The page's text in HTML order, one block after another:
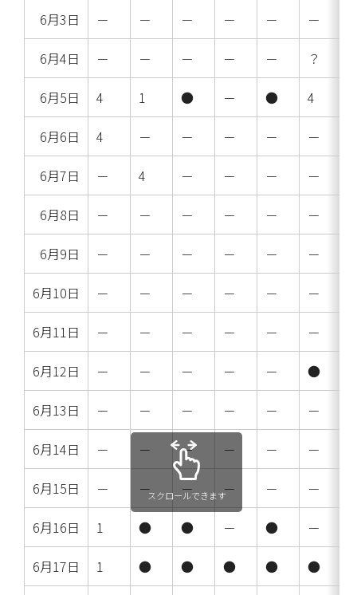
6月3日 － － － － － －
6月4日 － － － － － ？
6月5日 4 1 ● － ● 4
6月6日 4 － － － － －
6月7日 － 4 － － － －
6月8日 － － － － － －
6月9日 － － － － － －
6月10日 － － － － － －
6月11日 － － － － － －
6月12日 － － － － － ●
6月13日 － － － － － －
6月14日 － － － － － －
6月15日 － － － － － －
6月16日 1 ● ● － ● －
6月17日 1 ● ● ● ● ●
スクロールできます